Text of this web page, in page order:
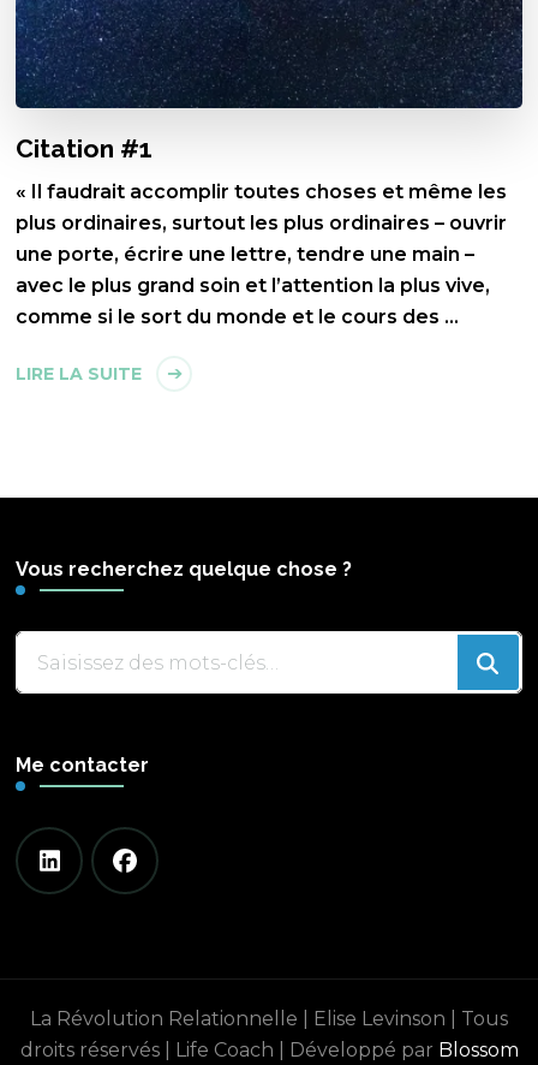
Citation #1
« Il faudrait accomplir toutes choses et même les
plus ordinaires, surtout les plus ordinaires – ouvrir
une porte, écrire une lettre, tendre une main –
avec le plus grand soin et l’attention la plus vive,
comme si le sort du monde et le cours des …
LIRE LA SUITE
Vous recherchez quelque chose ?
recherchiez
?
Me contacter
La Révolution Relationnelle | Elise Levinson | Tous
droits réservés |
Life Coach | Développé par Blossom